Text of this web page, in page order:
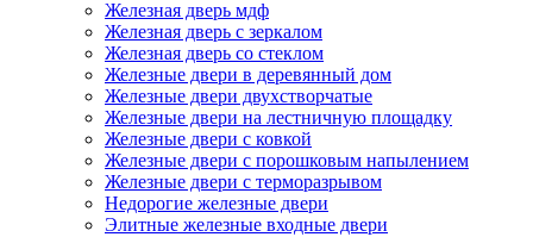
Железная дверь мдф
Железная дверь с зеркалом
Железная дверь со стеклом
Железные двери в деревянный дом
Железные двери двухстворчатые
Железные двери на лестничную площадку
Железные двери с ковкой
Железные двери с порошковым напылением
Железные двери с терморазрывом
Недорогие железные двери
Элитные железные входные двери